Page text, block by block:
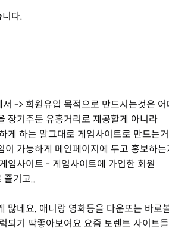
다.
-> 회원유입 목적으로 만드시는것은 어
장기주둔 유흥거리로 제공할게 아니라
게 하는 말그대로 게임사이트로 만드는
이 가능하게 메인페이지에 두고 홍보하는
임사이트 - 게임사이트에 가입한 회원
즐기고..
많네요. 애니랑 영화등을 다운또는 바로
되기 딱좋아보여요 요즘 토렌트 사이트